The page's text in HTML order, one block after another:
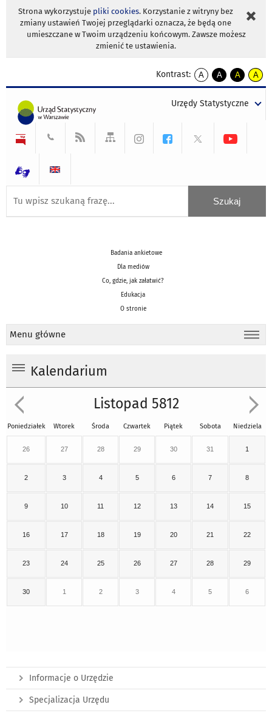
Strona wykorzystuje pliki cookies. Korzystanie z witryny bez
zmiany ustawień Twojej przeglądarki oznacza, że będą one
umieszczane w Twoim urządzeniu końcowym. Zawsze możesz
zmienić te ustawienia.
Kontrast:
A
kontrast
A
kontrast
tekst
czarnym
A
kontrast
tekst
czarnym
A
tekst
żółtym
Urzędy Statystyczne
Badania ankietowe
Dla mediów
Co, gdzie, jak załatwić?
Edukacja
O stronie
Menu główne
Kalendarium
Listopad 5812
Poniedziałek Wtorek Środa Czwartek Piątek Sobota Niedziela
26 27 28 29 30 31 1
2 3 4 5 6 7 8
9 10 11 12 13 14 15
16 17 18 19 20 21 22
23 24 25 26 27 28 29
30 1 2 3 4 5 6
Informacje o Urzędzie
Specjalizacja Urzędu